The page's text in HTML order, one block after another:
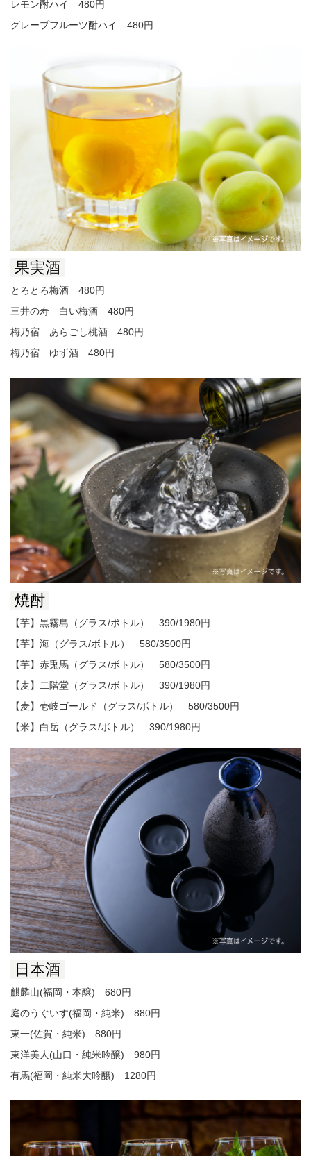
レモン酎ハイ 480円
グレープフルーツ酎ハイ 480円
果実酒
とろとろ梅酒 480円
三井の寿 白い梅酒 480円
梅乃宿 あらごし桃酒 480円
梅乃宿 ゆず酒 480円
焼酎
【芋】黒霧島（グラス/ボトル） 390/1980円
【芋】海（グラス/ボトル） 580/3500円
【芋】赤兎馬（グラス/ボトル） 580/3500円
【麦】二階堂（グラス/ボトル） 390/1980円
【麦】壱岐ゴールド（グラス/ボトル） 580/3500円
【米】白岳（グラス/ボトル） 390/1980円
日本酒
麒麟山(福岡・本醸) 680円
庭のうぐいす(福岡・純米) 880円
東一(佐賀・純米) 880円
東洋美人(山口・純米吟醸) 980円
有馬(福岡・純米大吟醸) 1280円